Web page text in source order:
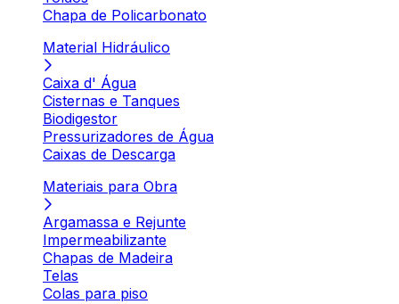
Chapa de Policarbonato
Material Hidráulico
Caixa d' Água
Cisternas e Tanques
Biodigestor
Pressurizadores de Água
Caixas de Descarga
Materiais para Obra
Argamassa e Rejunte
Impermeabilizante
Chapas de Madeira
Telas
Colas para piso